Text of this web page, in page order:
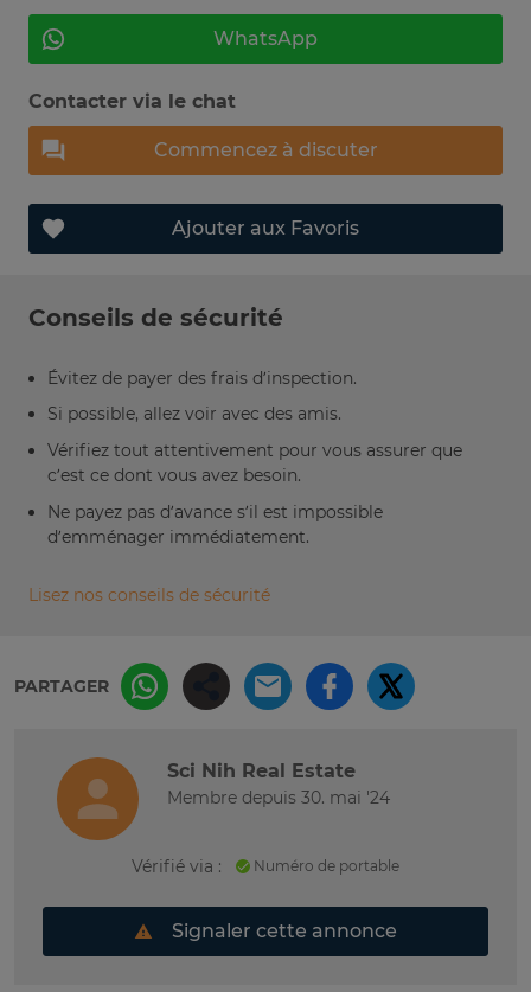
WhatsApp
Contacter via le chat
Commencez à discuter
Ajouter aux Favoris
Conseils de sécurité
Évitez de payer des frais d’inspection.
Si possible, allez voir avec des amis.
Vérifiez tout attentivement pour vous assurer que
c’est ce dont vous avez besoin.
Ne payez pas d’avance s’il est impossible
d’emménager immédiatement.
Lisez nos conseils de sécurité
PARTAGER
Sci Nih Real Estate
Membre depuis 30. mai '24
Vérifié via : Numéro de portable
Signaler cette annonce